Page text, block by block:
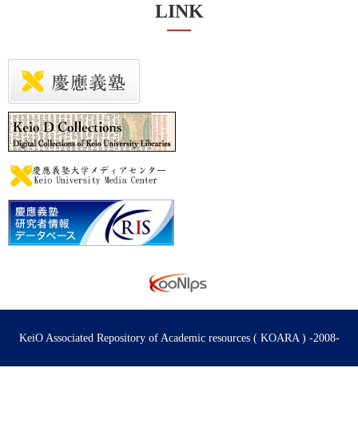
LINK
KeiO Associated Repository of Academic resources ( KOARA ) -2008-